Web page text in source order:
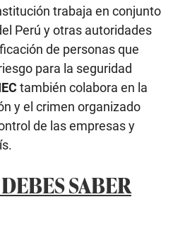
trabaja en conjunto
Perú y otras autoridades
de personas que
para la seguridad
también colabora en la
y el crimen organizado
de las empresas y
SABER